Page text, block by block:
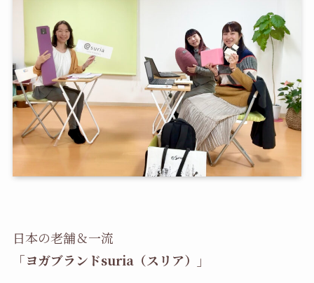
日本の老舗＆一流
「ヨガブランドsuria（スリア）」